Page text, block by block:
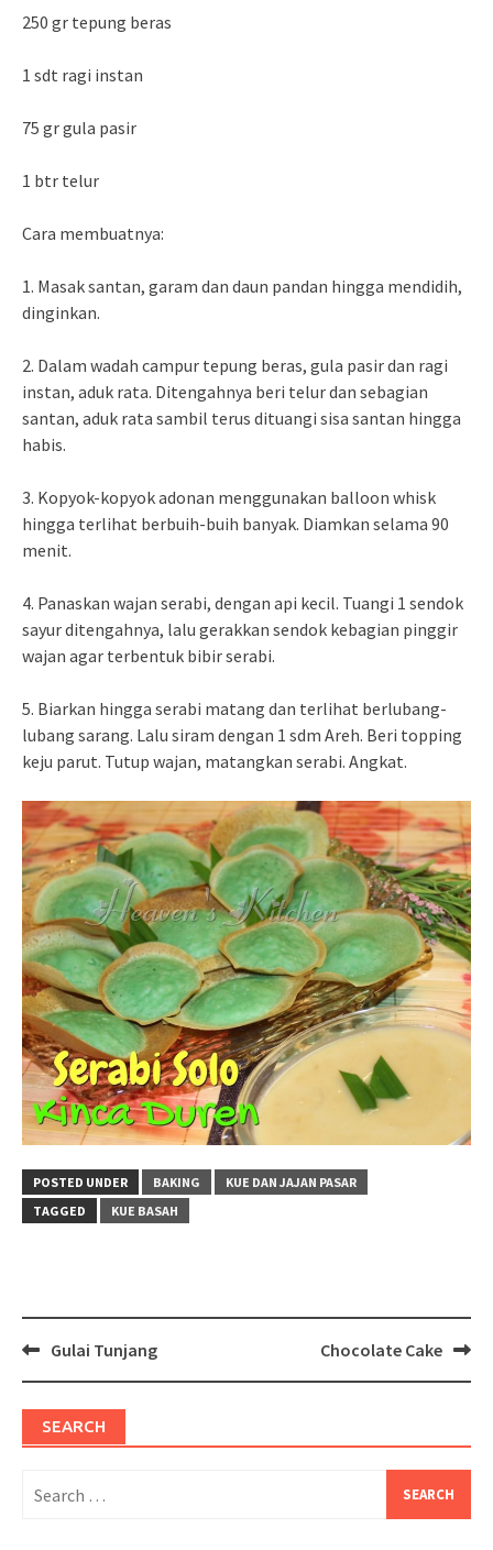
250 gr tepung beras
1 sdt ragi instan
75 gr gula pasir
1 btr telur
Cara membuatnya:
1. Masak santan, garam dan daun pandan hingga mendidih,
dinginkan.
2. Dalam wadah campur tepung beras, gula pasir dan ragi
instan, aduk rata. Ditengahnya beri telur dan sebagian
santan, aduk rata sambil terus dituangi sisa santan hingga
habis.
3. Kopyok-kopyok adonan menggunakan balloon whisk
hingga terlihat berbuih-buih banyak. Diamkan selama 90
menit.
4. Panaskan wajan serabi, dengan api kecil. Tuangi 1 sendok
sayur ditengahnya, lalu gerakkan sendok kebagian pinggir
wajan agar terbentuk bibir serabi.
5. Biarkan hingga serabi matang dan terlihat berlubang-
lubang sarang. Lalu siram dengan 1 sdm Areh. Beri topping
keju parut. Tutup wajan, matangkan serabi. Angkat.
POSTED UNDER BAKING
KUE DAN JAJAN PASAR
TAGGED
KUE BASAH
Post
navigation
Gulai Tunjang Chocolate Cake
SEARCH
for: